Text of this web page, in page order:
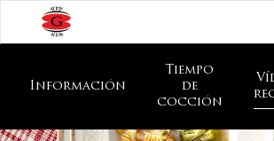
Información
Tiempo
de
cocción